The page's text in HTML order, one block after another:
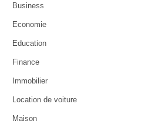
Business
Economie
Education
Finance
Immobilier
Location de voiture
Maison